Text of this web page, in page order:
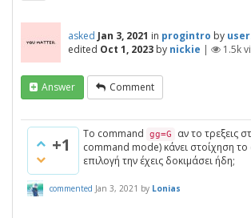
asked Jan 3, 2021 in progintro by
edited Oct 1, 2023 by nickie | 1.5k
Answer Comment
+1
Το command gg=G
αν το τρεξεις
command mode) κάνει στοίχηση το
επιλογή την έχεις δοκιμάσει ήδη;
commented Jan 3, 2021 by Lonias